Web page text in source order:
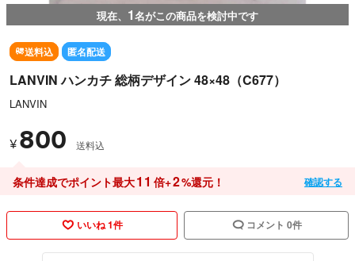
現在、 1名がこの商品を検討中です
送料込 匿名配送
LANVIN ハンカチ 総柄デザイン 48×48（C677）
LANVIN
¥ 800 送料込
条件達成でポイント最大11 倍+2%還元！ 確認する
いいね 1件 コメント 0件